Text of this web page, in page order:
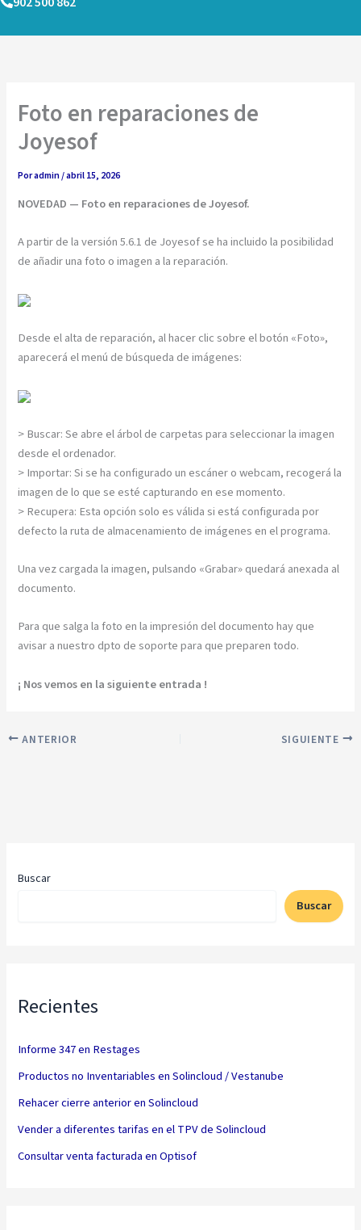
Ir
Foto en reparaciones de
Joyesof
Poradmin/abril 15, 2026
NOVEDAD — Foto en reparaciones de Joyesof.
A partir de la versión 5.6.1 de Joyesof se ha incluido la posibilidad
de añadir una foto o imagen a la reparación.
Desde el alta de reparación, al hacer clic sobre el botón «Foto»,
aparecerá el menú de búsqueda de imágenes:
> Buscar: Se abre el árbol de carpetas para seleccionar la imagen
desde el ordenador.
> Importar: Si se ha configurado un escáner o webcam, recogerá la
imagen de lo que se esté capturando en ese momento.
> Recupera: Esta opción solo es válida si está configurada por
defecto la ruta de almacenamiento de imágenes en el programa.
Una vez cargada la imagen, pulsando «Grabar» quedará anexada al
documento.
Para que salga la foto en la impresión del documento hay que
avisar a nuestro dpto de soporte para que preparen todo.
¡ Nos vemos en la siguiente entrada !
ANTERIOR SIGUIENTE
Buscar
Buscar
Recientes
Informe 347 en Restages
Productos no Inventariables en Solincloud / Vestanube
Rehacer cierre anterior en Solincloud
Vender a diferentes tarifas en el TPV de Solincloud
Consultar venta facturada en Optisof